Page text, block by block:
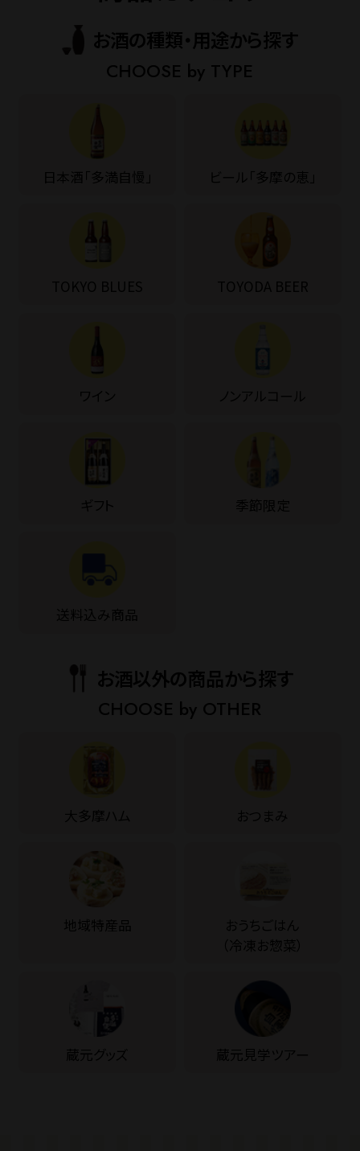
お酒の種類・用途から探す
CHOOSE by TYPE
日本酒「多満自慢」 ビール「多摩の恵」
TOKYO BLUES TOYODA BEER
ワイン ノンアルコール
ギフト 季節限定
送料込み商品
お酒以外の商品から探す
CHOOSE by OTHER
大多摩ハム おつまみ
地域特産品
おうちごはん
（冷凍お惣菜）
蔵元グッズ 蔵元見学ツアー